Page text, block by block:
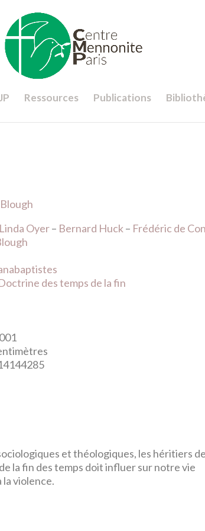
Ressources Publications
Linda Oyer– Bernard Huck – Frédéric de
des temps de la fin
et théologiques, les héritiers
la fin des temps doit influer sur notre vie
violence.